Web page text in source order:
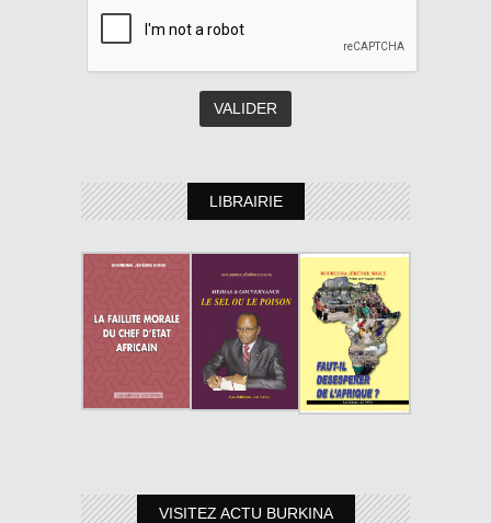
LIBRAIRIE
VISITEZ ACTU BURKINA